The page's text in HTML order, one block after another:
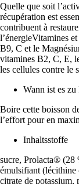
Quelle que soit
récupération est
contribuent à
l’énergieVitamines
B9, C et le
vitamines B2, C, E,
les cellules contre le
Wann ist es
Boire cette boisson
l’effort pour en
Inhaltsstoffe
sucre, Prolacta® (28
émulsifiant (lécithine
citrate de potassium,